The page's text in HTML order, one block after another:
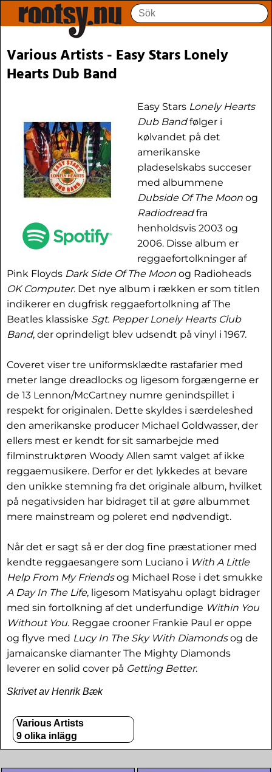
Various Artists - Easy Stars Lonely
Hearts Dub Band
Easy Stars Lonely Hearts
Dub Bandfølger i
kølvandet på det
amerikanske
pladeselskabs succeser
med albummene
Dubside Of The Moon og
Radiodreadfra
henholdsvis 2003 og
2006. Disse album er
reggaefortolkninger af
Pink Floyds Dark Side Of The Moon og Radioheads
OK Computer. Det nye album i rækken er som titlen
indikerer en dugfrisk reggaefortolkning af The
Beatles klassiske Sgt. Pepper Lonely Hearts Club
Band, der oprindeligt blev udsendt på vinyl i 1967.
Coveret viser tre uniformsklædte rastafarier med
meter lange dreadlocks og ligesom forgængerne er
de 13 Lennon/McCartney numre genindspillet i
respekt for originalen. Dette skyldes i særdeleshed
den amerikanske producer Michael Goldwasser, der
ellers mest er kendt for sit samarbejde med
filminstruktøren Woody Allen samt valget af ikke
reggaemusikere. Derfor er det lykkedes at bevare
den unikke stemning fra det originale album, hvilket
på negativsiden har bidraget til at gøre albummet
mere mainstream og poleret end nødvendigt.
Når det er sagt så er der dog fine præstationer med
kendte reggaesangere som Luciano i With A Little
Help From My Friendsog Michael Rose i det smukke
A Day In The Life, ligesom Matisyahu oplagt bidrager
med sin fortolkning af det underfundige Within You
Without You. Reggae crooner Frankie Paul er oppe
og flyve med Lucy In The Sky With Diamondsog de
jamaicanske diamanter The Mighty Diamonds
leverer en solid cover på Getting Better.
Skrivet av Henrik Bæk
Various Artists
9 olika inlägg